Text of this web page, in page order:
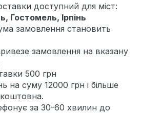
доступний для міст:
Гостомель, Ірпінь
замовлення становить
замовлення на вказану
500 грн
на суму 12000 грн і більше
за 30-60 хвилин до